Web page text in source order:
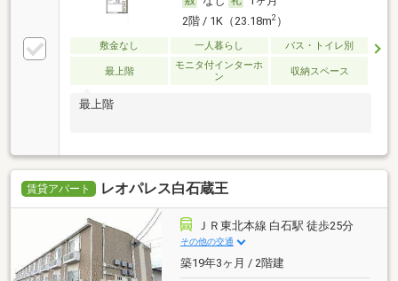
2階 / 1K（23.18m2）
敷金なし 一人暮らし バス・トイレ別
最上階
モニタ付インターホ
ン
収納スペース
最上階
賃貸アパート レオパレス白石蔵王
ＪＲ東北本線 白石駅 徒歩25分
その他の交通
築19年3ヶ月 / 2階建